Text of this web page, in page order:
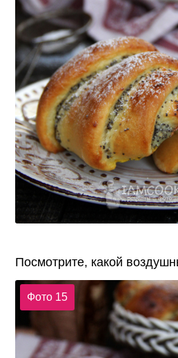
Посмотрите, какой
Фото 15